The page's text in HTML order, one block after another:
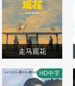
走马观花
婵,张越宁,袁千山,
剧情片
HD中字